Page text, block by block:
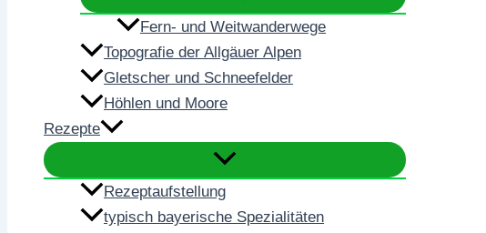
Fern- und Weitwanderwege
Topografie der Allgäuer Alpen
Gletscher und Schneefelder
Höhlen und Moore
Rezepte
Rezeptaufstellung
typisch bayerische Spezialitäten